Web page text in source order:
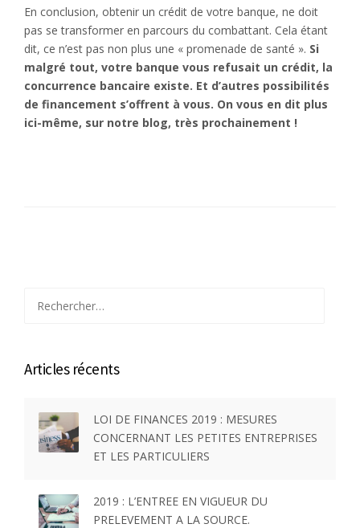
En conclusion, obtenir un crédit de votre banque, ne doit
pas se transformer en parcours du combattant. Cela étant
dit, ce n’est pas non plus une « promenade de santé ». Si
malgré tout, votre banque vous refusait un crédit, la
concurrence bancaire existe. Et d’autres possibilités
de financement s’offrent à vous. On vous en dit plus
ici-même, sur notre blog, très prochainement !
Articles récents
LOI DE FINANCES 2019 : MESURES
CONCERNANT LES PETITES ENTREPRISES
ET LES PARTICULIERS
2019 : L’ENTREE EN VIGUEUR DU
PRELEVEMENT A LA SOURCE.